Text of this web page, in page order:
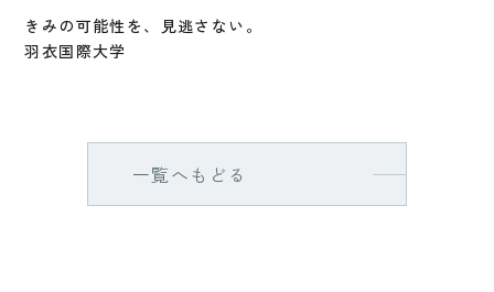
きみの可能性を、見逃さない。
羽衣国際大学
一覧へもどる